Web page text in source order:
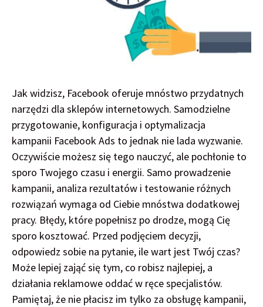
Jak widzisz, Facebook oferuje mnóstwo przydatnych
narzędzi dla sklepów internetowych. Samodzielne
przygotowanie, konfiguracja i optymalizacja
kampanii Facebook Ads to jednak nie lada wyzwanie.
Oczywiście możesz się tego nauczyć, ale pochłonie to
sporo Twojego czasu i energii. Samo prowadzenie
kampanii, analiza rezultatów i testowanie różnych
rozwiązań wymaga od Ciebie mnóstwa dodatkowej
pracy. Błędy, które popełnisz po drodze, mogą Cię
sporo kosztować. Przed podjęciem decyzji,
odpowiedz sobie na pytanie, ile wart jest Twój czas?
Może lepiej zająć się tym, co robisz najlepiej, a
działania reklamowe oddać w ręce specjalistów.
Pamiętaj, że nie płacisz im tylko za obsługę kampanii,